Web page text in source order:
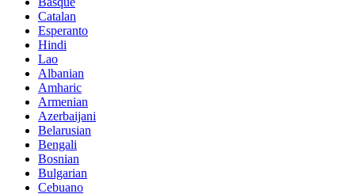
Catalan
Esperanto
Hindi
Lao
Albanian
Amharic
Armenian
Azerbaijani
Belarusian
Bengali
Bosnian
Bulgarian
Cebuano